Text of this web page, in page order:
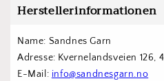
Herstellerinformationen
Name: Sandnes Garn
Adresse: Kvernelandsveien 126,
E-Mail: info@sandnesgarn.no